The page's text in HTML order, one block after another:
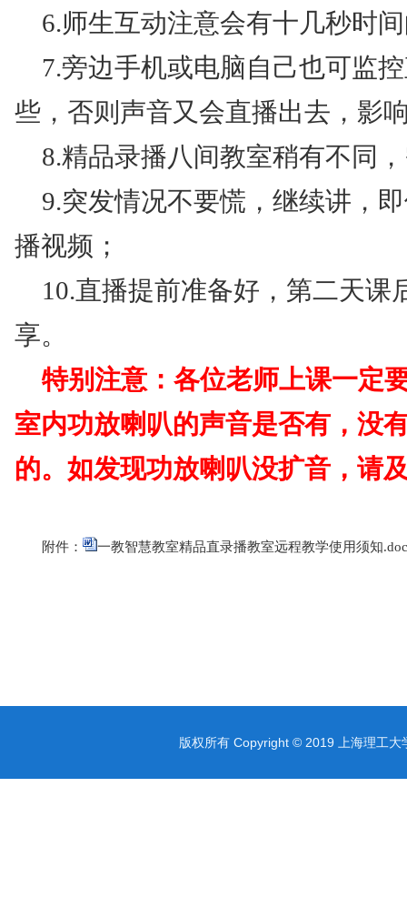
6.师生互动注意会有十几秒时
7.旁边手机或电脑自己也可监
些，否则声音又会直播出去，影
8.精品录播八间教室稍有不同
9.突发情况不要慌，继续讲，
播视频；
10.直播提前准备好，第二天课
享。
特别注意：各位老师上课一定
室内功放喇叭的声音是否有，没
的。如发现功放喇叭没扩音，请
附件： 一教智慧教室精品直录播教室远程教学使用须知
版权所有 Copyright © 2019 上海理工